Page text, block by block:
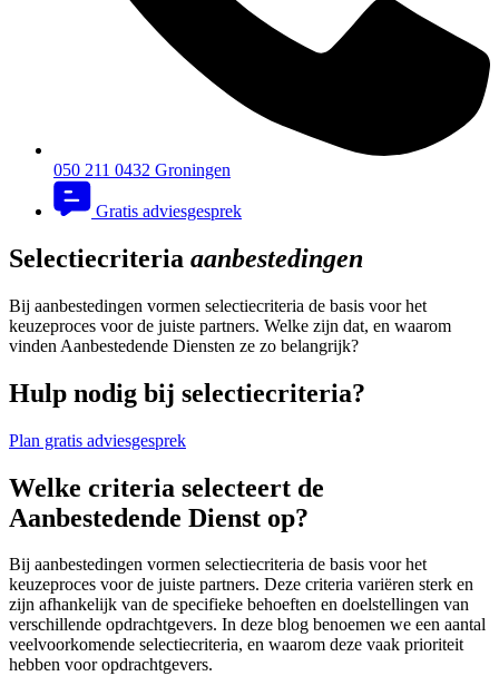
050 211 0432 Groningen
Gratis adviesgesprek
Selectiecriteria aanbestedingen
Bij aanbestedingen vormen selectiecriteria de basis voor het
keuzeproces voor de juiste partners. Welke zijn dat, en waarom
vinden Aanbestedende Diensten ze zo belangrijk?
Hulp nodig bij selectiecriteria?
Plan gratis adviesgesprek
Welke criteria selecteert de
Aanbestedende Dienst op?
Bij aanbestedingen vormen selectiecriteria de basis voor het
keuzeproces voor de juiste partners. Deze criteria variëren sterk en
zijn afhankelijk van de specifieke behoeften en doelstellingen van
verschillende opdrachtgevers. In deze blog benoemen we een aantal
veelvoorkomende selectiecriteria, en waarom deze vaak prioriteit
hebben voor opdrachtgevers.